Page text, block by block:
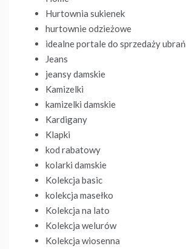
Hurtownia sukienek
hurtownie odzieżowe
idealne portale do sprzedaży ubrań
Jeans
jeansy damskie
Kamizelki
kamizelki damskie
Kardigany
Klapki
kod rabatowy
kolarki damskie
Kolekcja basic
kolekcja masełko
Kolekcja na lato
Kolekcja welurów
Kolekcja wiosenna